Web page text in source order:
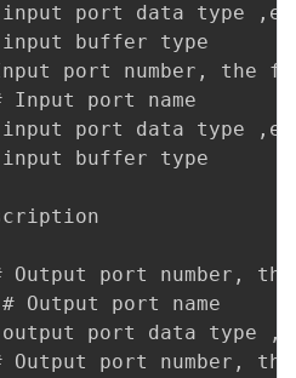
port data type
, e
port number ,
the
Input port name
port data type
, e
buffer type
Output port number ,
# Output port name
port data type
,
Output port number ,